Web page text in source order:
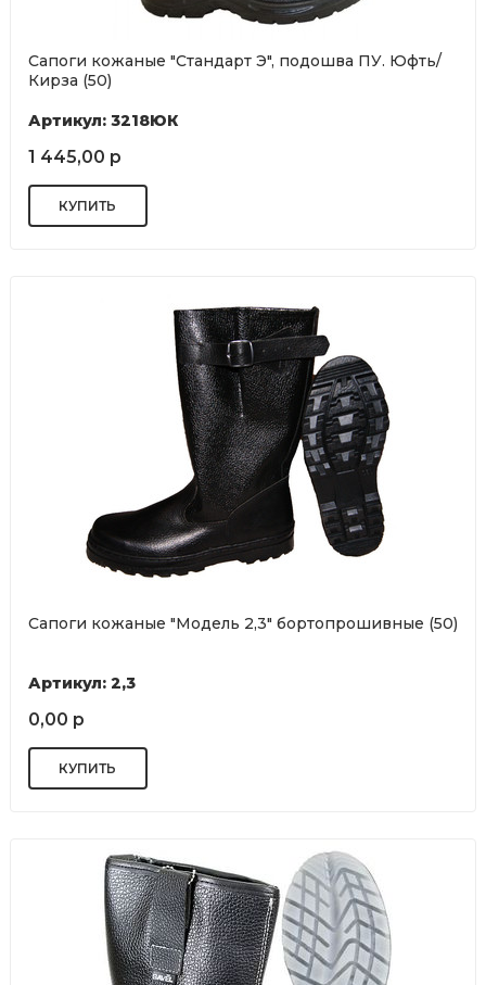
Сапоги кожаные "Стандарт Э", подошва ПУ. Юфть/
Кирза (50)
Артикул: 3218ЮК
1 445,00 р
Сапоги кожаные "Модель 2,3" бортопрошивные (50)
Артикул: 2,3
0,00 р